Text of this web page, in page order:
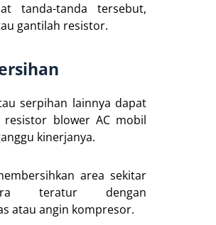
tanda-tanda tersebut,
gantilah resistor.
serpihan lainnya dapat
resistor blower AC mobil
kinerjanya.
area sekitar
teratur dengan
atau angin kompresor.